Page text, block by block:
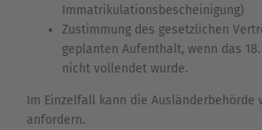
Immatrikulationsbescheinigung)
Zustimmung des gesetzlichen
geplanten Aufenthalt, wenn das
nicht vollendet wurde.
Im Einzelfall kann die Ausländerbehörde
anfordern.